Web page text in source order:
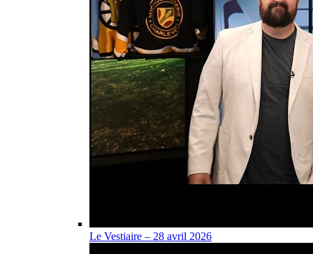
Le Vestiaire – 28 avril 2026